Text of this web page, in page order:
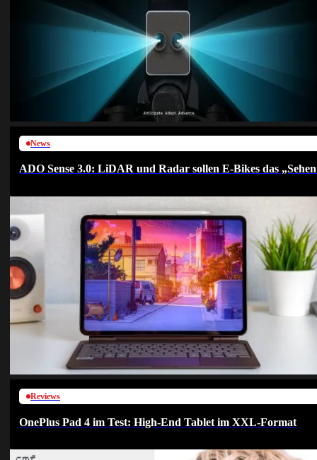
News
ADO Sense 3.0: LiDAR und Radar sollen E-Bikes das
Reviews
OnePlus Pad 4 im Test: High-End Tablet im XXL-Format